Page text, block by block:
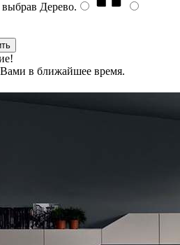
выбрав Дерево.
в ближайшее время.